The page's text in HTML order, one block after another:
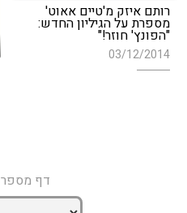
רותם איזק מ'טיים אאוט'
מספרת על הגיליון החדש:
"הפונץ' חוזר!"
03/12/2014
דף מספר